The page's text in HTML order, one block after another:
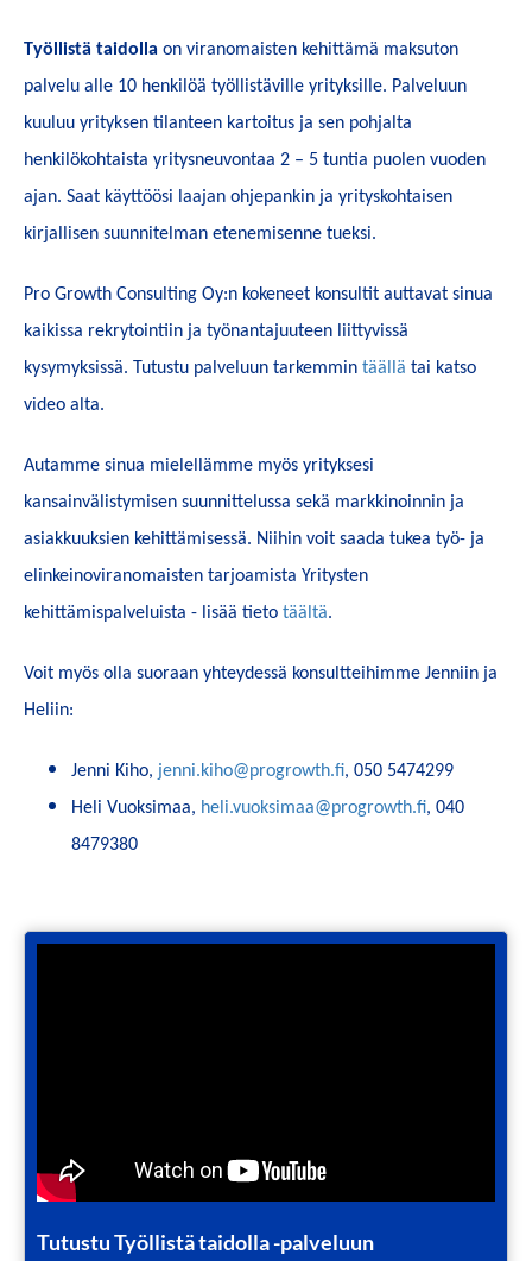
Työllistä taidolla on viranomaisten kehittämä maksuton
palvelu alle 10 henkilöä työllistäville yrityksille. Palveluun
kuuluu yrityksen tilanteen kartoitus ja sen pohjalta
henkilökohtaista yritysneuvontaa 2 – 5 tuntia puolen vuoden
ajan. Saat käyttöösi laajan ohjepankin ja yrityskohtaisen
kirjallisen suunnitelman etenemisenne tueksi.
Pro Growth Consulting Oy:n kokeneet konsultit auttavat sinua
kaikissa rekrytointiin ja työnantajuuteen liittyvissä
kysymyksissä. Tutustu palveluun tarkemmin täällä tai katso
video alta.
Autamme sinua mielellämme myös yrityksesi
kansainvälistymisen suunnittelussa sekä markkinoinnin ja
asiakkuuksien kehittämisessä. Niihin voit saada tukea työ- ja
elinkeinoviranomaisten tarjoamista Yritysten
kehittämispalveluista - lisää tieto täältä.
Voit myös olla suoraan yhteydessä konsultteihimme Jenniin ja
Heliin:
Jenni Kiho, jenni.kiho@progrowth.fi, 050 5474299
Heli Vuoksimaa, heli.vuoksimaa@progrowth.fi, 040
8479380
Tutustu Työllistä taidolla -palveluun